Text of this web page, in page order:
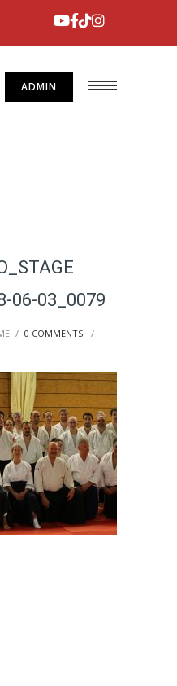
ADMIN
06-03_0079
/ 0 COMMENTS
/